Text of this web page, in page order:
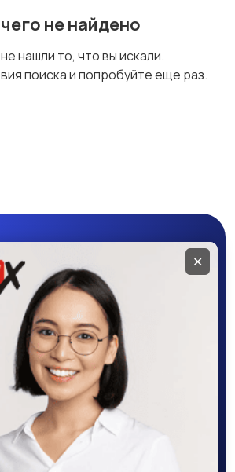
не найдено
нашли то, что вы искали.
поиска и попробуйте еще раз.
в Google Play –
фортуны, выигрывайте
ищите и размещайте
все это в нашем мобильном
✕